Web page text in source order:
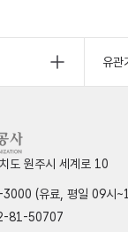
유관
도 원주시 세계로 10
(유료, 평일 09시
81-50707